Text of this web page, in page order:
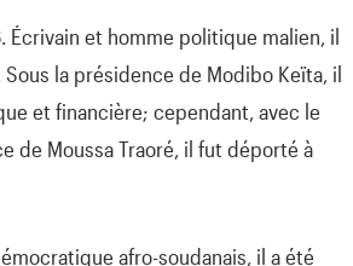
Écrivain et homme politique malien, il
Sous la présidence de Modibo Keïta, il
et financière; cependant, avec le
de Moussa Traoré, il fut déporté à
afro-soudanais, il a été